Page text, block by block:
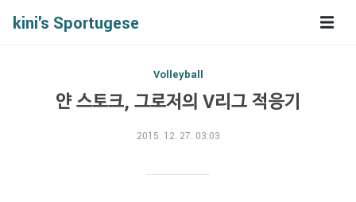
kini's Sportugese
Volleyball
얀 스토크, 그로저의 V리그 적응기
2015. 12. 27. 03:03